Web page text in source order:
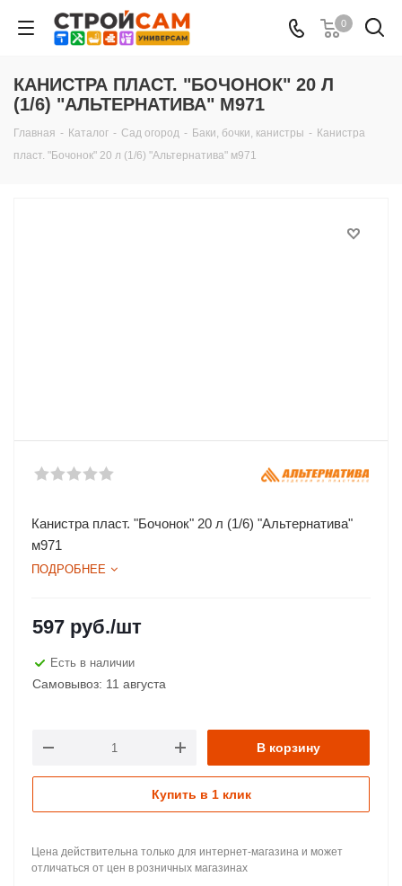
0
КАНИСТРА ПЛАСТ. "БОЧОНОК" 20 Л
(1/6) "АЛЬТЕРНАТИВА" М971
Главная - Каталог - Сад огород - Баки, бочки, канистры - Канистра
пласт. "Бочонок" 20 л (1/6) "Альтернатива" м971
Канистра пласт. "Бочонок" 20 л (1/6) "Альтернатива"
м971
ПОДРОБНЕЕ
597 руб./шт
Есть в наличии
Самовывоз: 11 августа
В корзину
Купить в 1 клик
Цена действительна только для интернет-магазина и может
отличаться от цен в розничных магазинах